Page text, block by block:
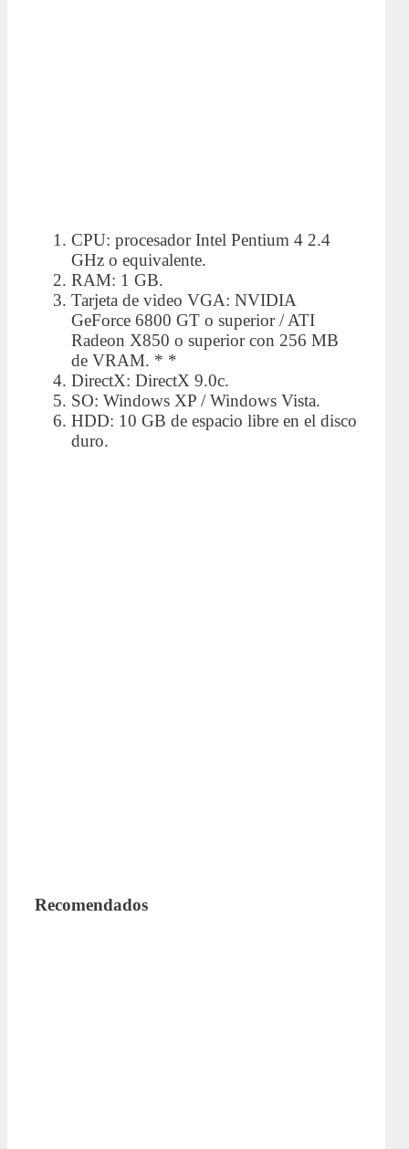
CPU: procesador Intel Pentium 4 2.4
GHz o equivalente.
RAM: 1 GB.
Tarjeta de video VGA: NVIDIA
GeForce 6800 GT o superior / ATI
Radeon X850 o superior con 256 MB
de VRAM. * *
DirectX: DirectX 9.0c.
SO: Windows XP / Windows Vista.
HDD: 10 GB de espacio libre en el disco
duro.
Recomendados